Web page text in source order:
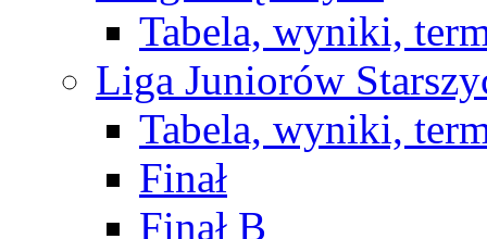
Tabela, wyniki,
Liga Juniorów
Tabela, wyniki,
Finał
Finał B